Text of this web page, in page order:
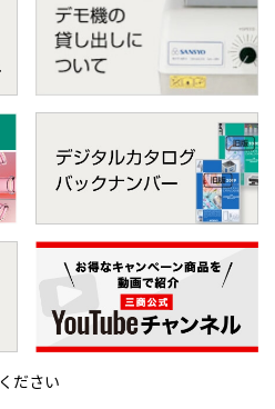
ださい